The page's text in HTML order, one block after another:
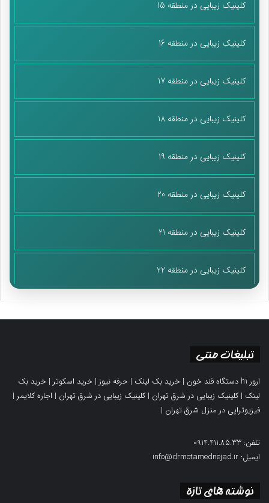
کلینیک زیبایی در منطقه 15
کلینیک زیبایی در منطقه 16
کلینیک زیبایی در منطقه 17
کلینیک زیبایی در منطقه 18
کلینیک زیبایی در منطقه 19
کلینیک زیبایی در منطقه 20
کلینیک زیبایی در منطقه 21
کلینیک زیبایی در منطقه 22
تبلیغات متنی
ارور h1 دستگاه قند خون | خرید بک لینک | حرفه نیوز | خرید اسکوتر | خرید بک
لینک |کلینیک زیبایی در شرق تهران |کلینیک زیبایی در شرق تهران | اجاره کلایمر |
فیزیوتراپی در منزل شرق تهران |
تلفن: 0914.411.85.33
ایمیل: info@drmotamednejad.ir
نوشته های تازه